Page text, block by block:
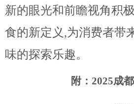
新的眼光和前瞻视角积
食的新定义,为消费者带
味的探索乐趣。
附： 2025成